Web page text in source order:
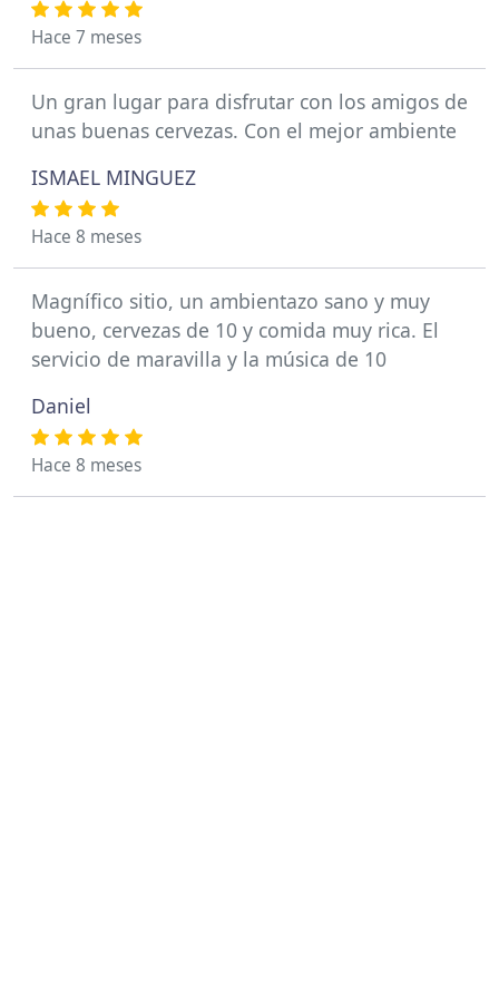
Hace 7 meses
Un gran lugar para disfrutar con los amigos de
unas buenas cervezas. Con el mejor ambiente
ISMAEL MINGUEZ
Hace 8 meses
Magnífico sitio, un ambientazo sano y muy
bueno, cervezas de 10 y comida muy rica. El
servicio de maravilla y la música de 10
Daniel
Hace 8 meses